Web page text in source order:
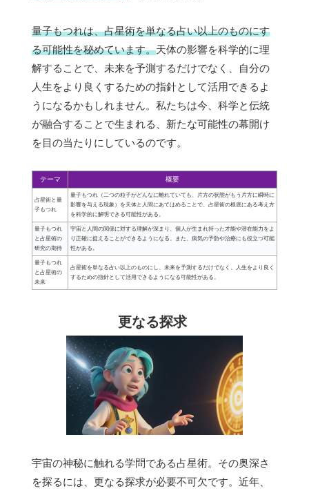
量子もつれは、占星術を単なる占い以上のものにす
る可能性を秘めています。天体の影響を科学的に理
解することで、未来を予測するだけでなく、自分の
人生をより良くするための指針として活用できるよ
うになるかもしれません。私たちは今、科学と伝統
が融合することで生まれる、新たな可能性の幕開け
を目の当たりにしているのです。
テーマ 概要
占星術と量
子もつれ
量子もつれ（二つの粒子がどんなに離れていても、片方の状態がもう片方に瞬時に
影響を与える現象）を天体と人間にあてはめることで、占星術の根底にある考え方
を科学的に解明できる可能性がある。
量子もつれ
と占星術の
研究の期待
宇宙と人間の関係に対する理解が深まり、個人が生まれ持った才能や潜在能力をよ
り正確に捉えることができるようになる。また、病気の予防や治療にも役立つ可能
性がある。
量子もつれ
と占星術の
未来
占星術を単なる占い以上のものにし、未来を予測するだけでなく、人生をより良く
するための指針として活用できるようになる可能性がある。
更なる探求
宇宙の神秘に触れる学問である占星術。その奥深さ
を探るには、更なる探求が必要不可欠です。近年、